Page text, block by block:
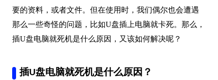
要的资料，或者文件。但在使用时，我们偶尔也会遭遇
那么一些奇怪的问题，比如U盘插上电脑就卡死。那么，
插U盘电脑就死机是什么原因，又该如何解决呢？
插U盘电脑就死机是什么原因？